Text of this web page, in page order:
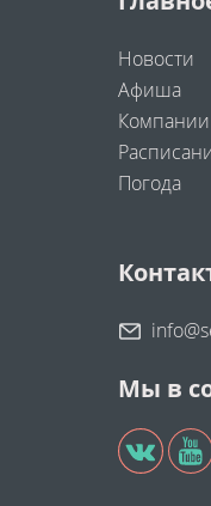
Новости
Афиша
Компании
Погода
Мы в